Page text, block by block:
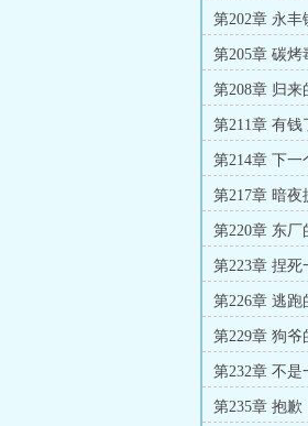
第202章 永丰
第205章 碳烤
第208章 归来
第211章 有钱
第214章 下一
第217章 暗夜
第220章 东厂
第223章 捏死
第226章 逃跑
第229章 狗爷
第232章 不是
第235章 抱歉